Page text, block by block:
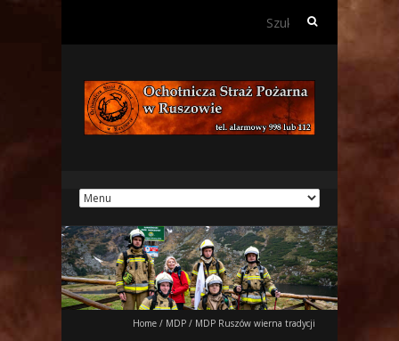
Szukaj:
Home / MDP / MDP Ruszów wierna tradycji